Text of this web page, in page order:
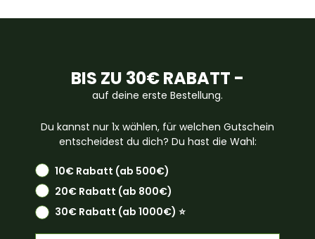
BIS ZU 30€ RABATT -
auf deine erste Bestellung.
Du kannst nur 1x wählen, für welchen Gutschein
entscheidest du dich? Du hast die Wahl:
10€ Rabatt (ab 500€)
20€ Rabatt (ab 800€)
30€ Rabatt (ab 1000€) ⭐️